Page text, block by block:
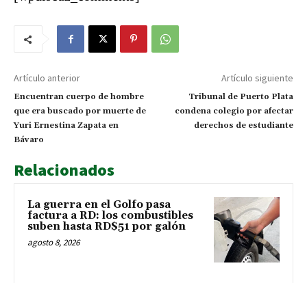
Artículo anterior
Encuentran cuerpo de hombre
que era buscado por muerte de
Yuri Ernestina Zapata en
Bávaro
Artículo siguiente
Tribunal de Puerto Plata
condena colegio por afectar
derechos de estudiante
Relacionados
La guerra en el Golfo pasa
factura a RD: los combustibles
suben hasta RD$51 por galón
agosto 8, 2026